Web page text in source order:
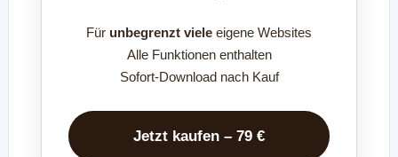
Für unbegrenzt viele eigene Websites
Alle Funktionen enthalten
Sofort-Download nach Kauf
Jetzt kaufen – 79 €